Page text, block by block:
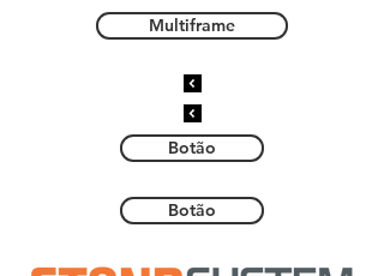
Multiframe
Botão
Botão